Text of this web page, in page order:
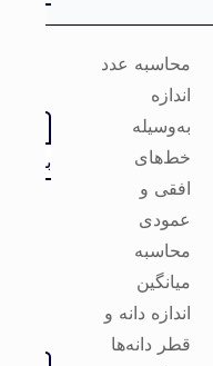
محاسبه عدد
اندازه
به‌وسیله
خط‌های
افقی و
عمودی
محاسبه
میانگین
اندازه دانه و
قطر دانه‌ها
بسته